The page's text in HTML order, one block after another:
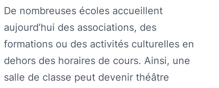
De nombreuses écoles accueillent
aujourd’hui des associations, des
formations ou des activités culturelles en
dehors des horaires de cours. Ainsi, une
salle de classe peut devenir théâtre